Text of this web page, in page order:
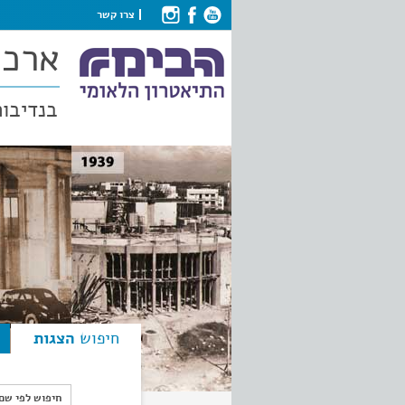
צרו קשר
חיפוש הצגות
חיפוש לפי